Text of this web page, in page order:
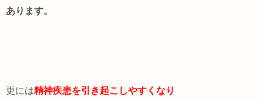
あります。
更には精神疾患を引き起こしやすくなり